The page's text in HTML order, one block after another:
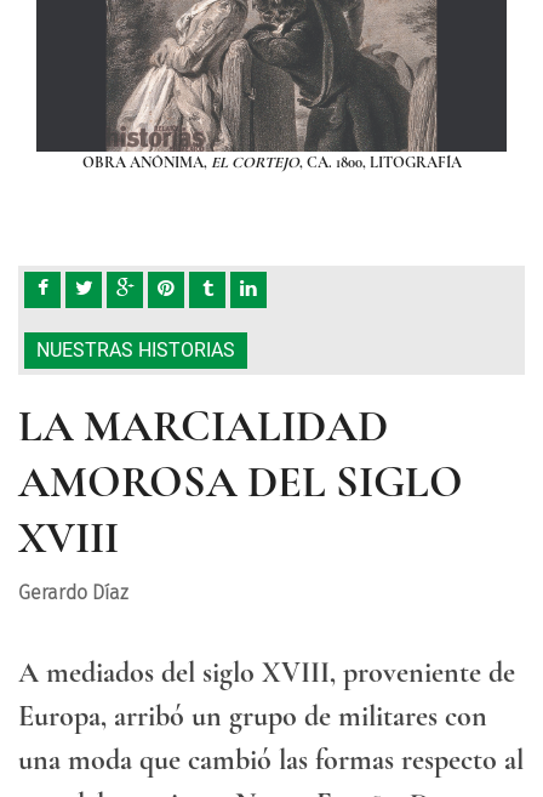
OBRA ANÓNIMA, EL CORTEJO, CA. 1800, LITOGRAFÍA
NUESTRAS HISTORIAS
LA MARCIALIDAD
AMOROSA DEL SIGLO
XVIII
Gerardo Díaz
A mediados del siglo XVIII, proveniente de
Europa, arribó un grupo de militares con
una moda que cambió las formas respecto al